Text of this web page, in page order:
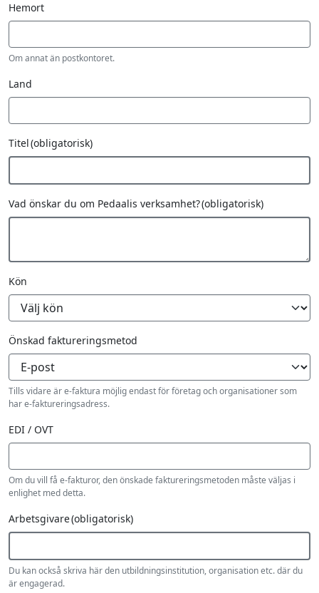
Hemort
Om annat än postkontoret.
Land
Titel(obligatorisk)
Vad önskar du om Pedaalis verksamhet?(obligatorisk)
Kön
Önskad faktureringsmetod
Tills vidare är e-faktura möjlig endast för företag och organisationer som
har e-faktureringsadress.
EDI / OVT
Om du vill få e-fakturor, den önskade faktureringsmetoden måste väljas i
enlighet med detta.
Arbetsgivare(obligatorisk)
Du kan också skriva här den utbildningsinstitution, organisation etc. där du
är engagerad.